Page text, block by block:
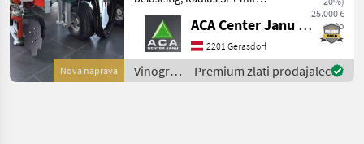
Nova naprava
25.000 €
neto
Zinkenkreisel, SB 2
Geräteträger, Aushub
hydraulisch Links und
Rechts, Arbeitsbreite 2400 -
3400 mm, inkl. Ventilblock
ACA Center Janu GmbH
2201 Gerasdorf
Vinogradništvo
/
Premium zlati prodajalec